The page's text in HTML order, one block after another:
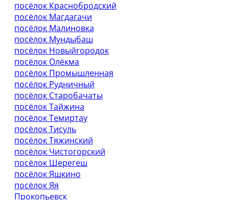
посёлок Краснобродский
посёлок Магдагачи
посёлок Малиновка
посёлок Мундыбаш
посёлок Новыйгородок
посёлок Олёкма
посёлок Промышленная
посёлок Рудничный
посёлок Старобачаты
посёлок Тайжина
посёлок Темиртау
посёлок Тисуль
посёлок Тяжинский
посёлок Чистогорский
посёлок Шерегеш
посёлок Яшкино
посёлок Яя
Прокопьевск